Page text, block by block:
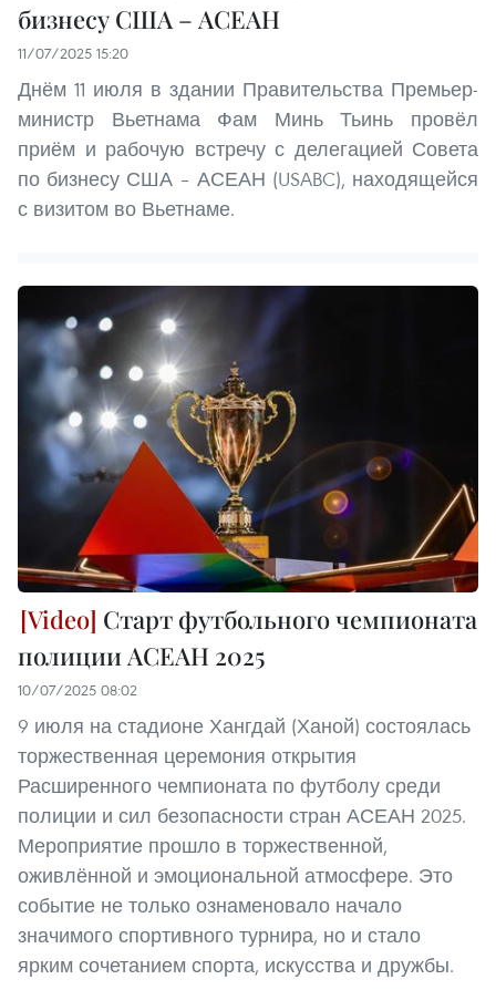
бизнесу США – АСЕАН
11/07/2025 15:20
Днём 11 июля в здании Правительства Премьер-
министр Вьетнама Фам Минь Тьинь провёл
приём и рабочую встречу с делегацией Совета
по бизнесу США – АСЕАН (USABC), находящейся
с визитом во Вьетнаме.
Старт футбольного чемпионата
полиции АСЕАН 2025
10/07/2025 08:02
9 июля на стадионе Хангдай (Ханой) состоялась
торжественная церемония открытия
Расширенного чемпионата по футболу среди
полиции и сил безопасности стран АСЕАН 2025.
Мероприятие прошло в торжественной,
оживлённой и эмоциональной атмосфере. Это
событие не только ознаменовало начало
значимого спортивного турнира, но и стало
ярким сочетанием спорта, искусства и дружбы.